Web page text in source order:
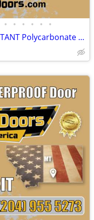
• • • • • •
SHATTERPROOF & IMPACT-RESISTANT Polycarbonate Skid Steer Door Kits